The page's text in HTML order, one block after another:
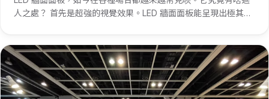
人之處？ 首先是超強的視覺效果。LED 牆面面板能呈現出極其鮮
···